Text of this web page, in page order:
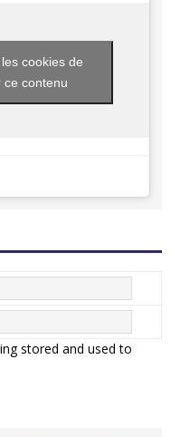
cookies de
ce contenu
stored and used to